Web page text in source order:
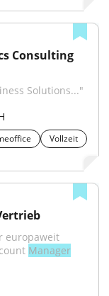
Consulting
Solutions..."
Vollzeit
europaweit
Manager